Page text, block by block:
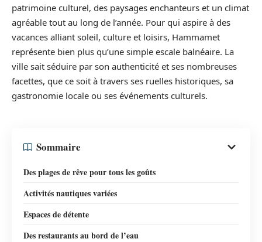
patrimoine culturel, des paysages enchanteurs et un climat
agréable tout au long de l’année. Pour qui aspire à des
vacances alliant soleil, culture et loisirs, Hammamet
représente bien plus qu’une simple escale balnéaire. La
ville sait séduire par son authenticité et ses nombreuses
facettes, que ce soit à travers ses ruelles historiques, sa
gastronomie locale ou ses événements culturels.
Sommaire
Des plages de rêve pour tous les goûts
Activités nautiques variées
Espaces de détente
Des restaurants au bord de l’eau